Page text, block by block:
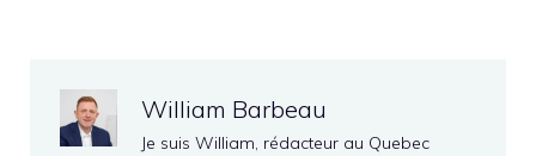
William Barbeau
Je suis William, rédacteur au Quebec